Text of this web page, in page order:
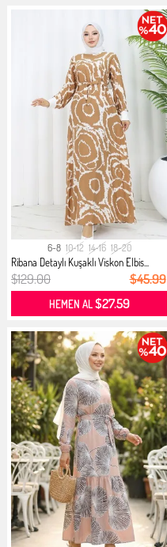
6-8 10-12 14-16 18-20
Ribana Detaylı Kuşaklı Viskon Elbis...
$129.00 $45.99
HEMEN AL$27.59